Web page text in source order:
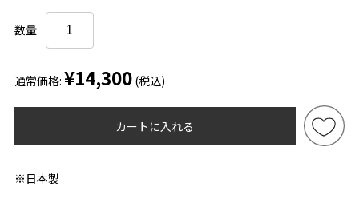
数量
通常価格: ¥14,300 (税込)
カートに入れる
※日本製